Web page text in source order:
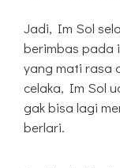
Jadi, Im Sol
berimbas pada
yang mati rasa
celaka, Im Sol
gak bisa lagi
berlari.